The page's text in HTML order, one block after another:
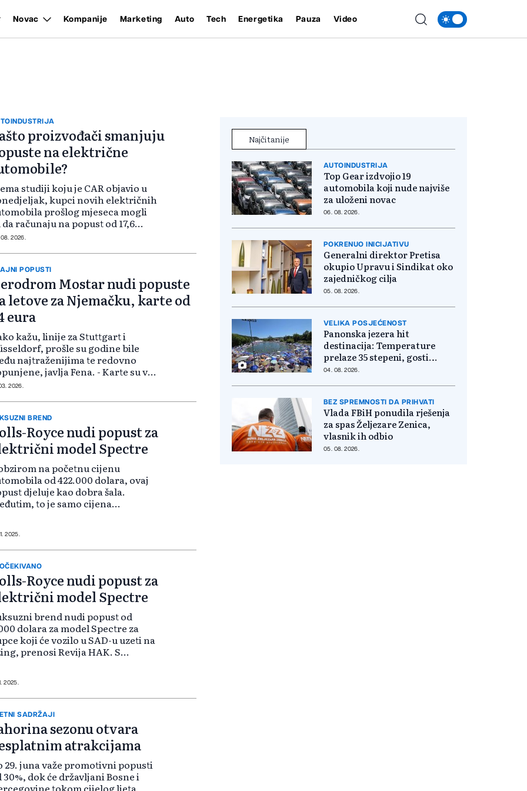
Novac Kompanije Marketing Auto Tech Energetika Pauza Video
proizvođači smanjuju
na električne
studiji koju je CAR objavio u
kupci novih električnih
prošlog mjeseca mogli
da računaju na popust od 17,6
na preporučenu
benzin ili dizel, prosječan popust
j...
2026.
POPUSTI
Mostar nudi popuste
letove za Njemačku, karte od
eura
kažu, linije za Stuttgart i
prošle su godine bile
najtraženijima te redovno
javlja Fena. - Karte su već
u prodaju na službenoj
mogu proći najpovoljnije -
2026.
BREND
Royce nudi popust za
model Spectre
na početnu cijenu
od 422.000 dolara, ovaj
djeluje kao dobra šala.
to je samo cijena
automobile i ulaže u
desetine h...
2025.
Royce nudi popust za
model Spectre
brend nudi popust od
dolara za model Spectre za
koji će vozilo u SAD-u uzeti na
prenosi Revija HAK. S
djeluje kao dobra šala.
to je s...
2025.
SADRŽAJI
sezonu otvara
atrakcijama
29. juna važe promotivni popusti
30%, dok će državljani Bosne i
Najčitanije
AUTOINDUSTRIJA
Top Gear izdvojio 19
automobila koji nude najviše
za uloženi novac
06. 08. 2026.
POKRENUO INICIJATIVU
Generalni direktor Pretisa
okupio Upravu i Sindikat oko
zajedničkog cilja
05. 08. 2026.
VELIKA POSJEĆENOST
Panonska jezera hit
destinacija: Temperature
prelaze 35 stepeni, gosti
pristižu iz cijele regije
04. 08. 2026.
BEZ SPREMNOSTI DA PRIHVATI
Vlada FBiH ponudila rješenja
za spas Željezare Zenica,
vlasnik ih odbio
05. 08. 2026.